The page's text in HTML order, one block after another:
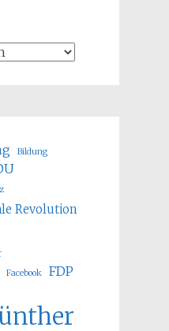
Bildung
Revolution
Facebook FDP